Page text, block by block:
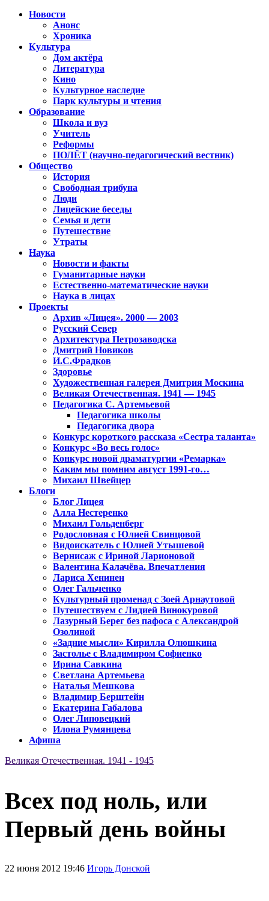
Новости
Анонс
Хроника
Культура
Дом актёра
Литература
Кино
Культурное наследие
Парк культуры и чтения
Образование
Школа и вуз
Учитель
Реформы
ПОЛЁТ (научно-педагогический вестник)
Общество
История
Свободная трибуна
Люди
Лицейские беседы
Семья и дети
Путешествие
Утраты
Наука
Новости и факты
Гуманитарные науки
Естественно-математические науки
Наука в лицах
Проекты
Архив «Лицея». 2000 — 2003
Русский Север
Архитектура Петрозаводска
Дмитрий Новиков
И.С.Фрадков
Здоровье
Художественная галерея Дмитрия Москина
Великая Отечественная. 1941 — 1945
Педагогика С. Артемьевой
Педагогика школы
Педагогика двора
Конкурс короткого рассказа «Сестра таланта»
Конкурс «Во весь голос»
Конкурс новой драматургии «Ремарка»
Каким мы помним август 1991-го…
Михаил Швейцер
Блоги
Блог Лицея
Алла Нестеренко
Михаил Гольденберг
Родословная с Юлией Свинцовой
Видоискатель с Юлией Утышевой
Вернисаж с Ириной Ларионовой
Валентина Калачёва. Впечатления
Лариса Хенинен
Олег Гальченко
Культурный променад с Зоей Арнаутовой
Путешествуем с Лидией Винокуровой
Лазурный Берег без пафоса с Александрой
Озолиной
«Задние мысли» Кирилла Олюшкина
Застолье с Владимиром Софиенко
Ирина Савкина
Светлана Артемьева
Наталья Мешкова
Владимир Берштейн
Екатерина Габалова
Олег Липовецкий
Илона Румянцева
Афиша
Великая Отечественная. 1941 - 1945
Всех под ноль, или
Первый день войны
22 июня 2012 19:46 Игорь Донской